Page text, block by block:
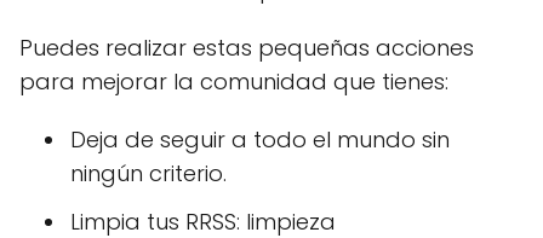
Puedes realizar estas pequeñas acciones
para mejorar la comunidad que tienes:
Deja de seguir a todo el mundo sin
ningún criterio.
Limpia tus RRSS: limpieza